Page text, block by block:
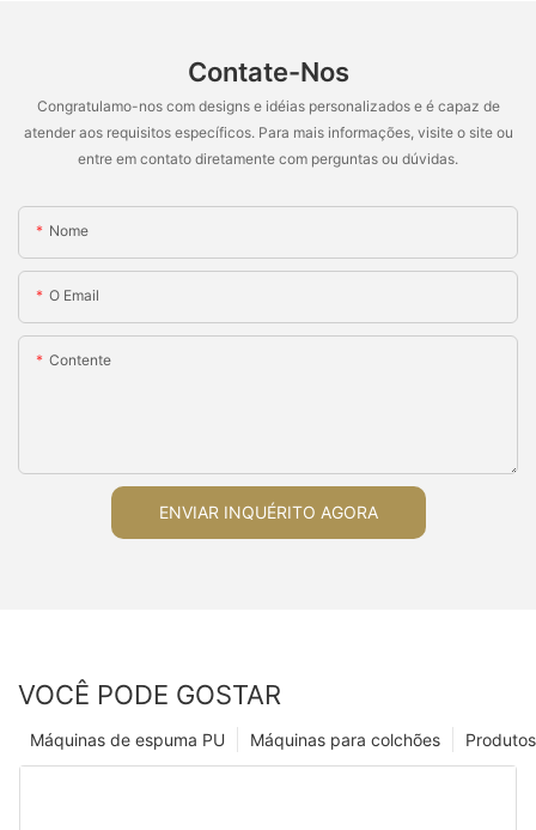
Contate-Nos
Congratulamo-nos com designs e idéias personalizados e é capaz de
atender aos requisitos específicos. Para mais informações, visite o site ou
entre em contato diretamente com perguntas ou dúvidas.
Nome
O Email
Contente
ENVIAR INQUÉRITO AGORA
VOCÊ PODE GOSTAR
Produtos
Máquinas para colchões
Máquinas de espuma PU